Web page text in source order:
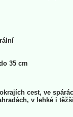
35 cm
cest, ve
v lehké i